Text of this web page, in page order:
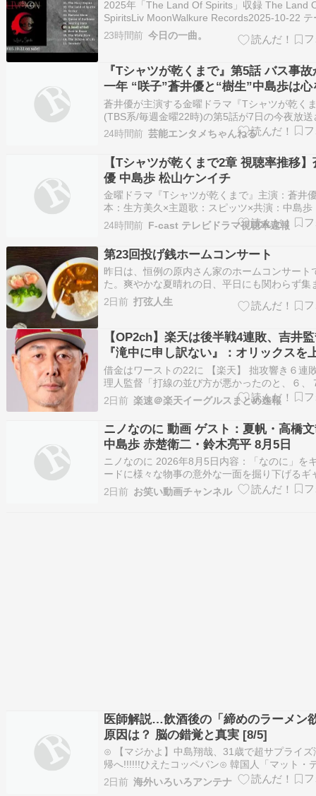
2025年「The Land Of Spirits」収録 The Land
SpiritsLiv MoonWalkure Records2025-10-22 テ
「山」で続けます。 2009年デビュー。谷村有
や中島愛などへの楽曲提供で有名な西脇辰弥さ
23時間前 今日の一曲。
『Tシャツが乾くまで』第5話 バス事故
一年 “咲子”蒼井優と“樹生”中島歩は心
しあえる関係に
蒼井優が主演する金曜ドラマ『Tシャツが乾く
(TBS系/毎週金曜22時)の第5話が7日の今夜放送
る。 続きを読む ≫ Tシャツが乾くまで 蒼井優
テレビCM 芸能
24時間前 芸能エンタメちゃんねる
【Tシャツが乾くまで2章 視聴率推移】
優 中島歩 松山ケンイチ
金曜ドラマ『Tシャツが乾くまで』主演：蒼井
本：生方美久×主題歌：スピッツ×共演：中島歩
文哉・夏帆・松山ケンイチとある事故に巻き込
二組の夫婦の“愛”と
24時間前 F-cast テレビドラマ視聴率速報
第23回投げ銭ホームコンサート
昨日は、恒例の原内さん家のホームコンサート
た。爽やかな夏晴れの日、平日にも関わらず集
くださった皆さんと楽しい時間を過ごしました
過ぎに原内邸へ。お孫ちゃんたちが作ってくれ
に最初は僕の演奏。先日のリュート中島くん
2日前 打弦人生
【OP2ch】楽天は後半戦4連敗、吉井
『滝中に申し訳ない』：オリックスを
9安打も1得点のみ【なんでも実況J】
借金はワーストの22に 【楽天】 拙攻響き６連
理人監督「打線の並び方が悪かったのと、６、
作戦のところ」記録に残らない守備の“ミス”も
パ・リーグ オリックス３―１楽天（５日・京
ム） 楽天はオリックスに競り負け、６連敗を
後半戦初白星はまたお預け…
2日前 楽速＠楽天イーグルスまとめ速報
ニノなのに 動画 ゲスト：夏帆・高橋
中島歩 赤楚衛二・鈴木亮平 8月5日
ニノなのに 2026年8月5日内容：「なのに」を
ードに様々な物事の意外な一面を掘り下げるギ
発掘バラエティ！出演者：二宮和也 夏帆・高
中島歩 金子貴
2日前 お笑い動画チャンネル
医師解説…飲酒後の「締めのラーメン
原因は？ 脳の錯覚と真実 [8/5]
⊙ 【マジかよ】中島翔哉、31歳で超サプライズ
帰へ!!!!!!ひえたコッペパン⊙ 韓国人「マット・
ンが高尺スカイドームに現れた…名前が似た選
ッドソンを応援しに来たとか『映画プロモーシ
2日前 海外いろいろアンテナ